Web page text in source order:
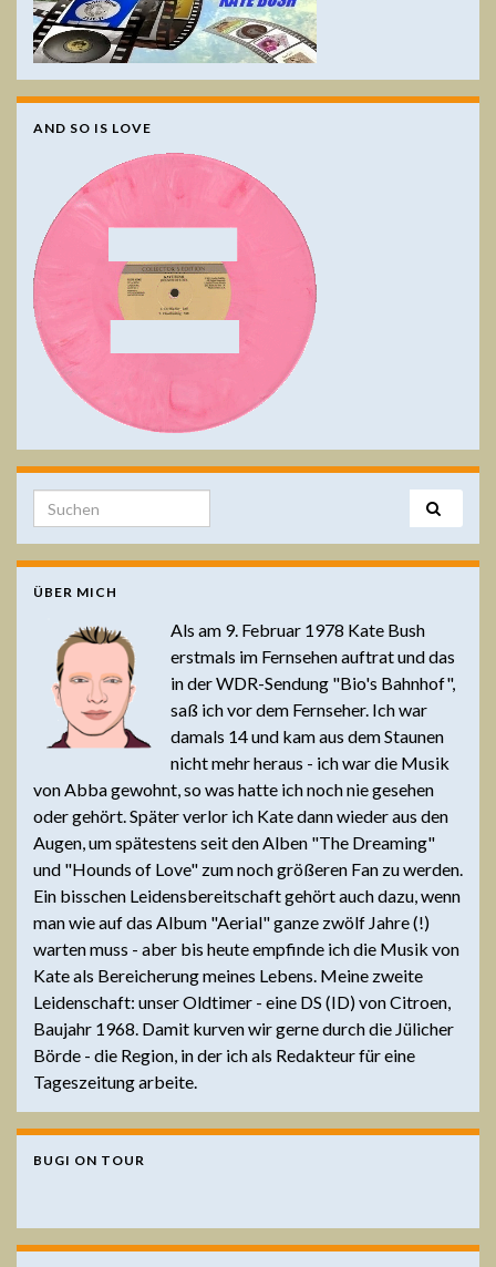
AND SO IS LOVE
Search for:
ÜBER MICH
Als am 9. Februar 1978 Kate Bush
erstmals im Fernsehen auftrat und das
in der WDR-Sendung "Bio's Bahnhof",
saß ich vor dem Fernseher. Ich war
damals 14 und kam aus dem Staunen
nicht mehr heraus - ich war die Musik
von Abba gewohnt, so was hatte ich noch nie gesehen
oder gehört. Später verlor ich Kate dann wieder aus den
Augen, um spätestens seit den Alben "The Dreaming"
und "Hounds of Love" zum noch größeren Fan zu werden.
Ein bisschen Leidensbereitschaft gehört auch dazu, wenn
man wie auf das Album "Aerial" ganze zwölf Jahre (!)
warten muss - aber bis heute empfinde ich die Musik von
Kate als Bereicherung meines Lebens. Meine zweite
Leidenschaft: unser Oldtimer - eine DS (ID) von Citroen,
Baujahr 1968. Damit kurven wir gerne durch die Jülicher
Börde - die Region, in der ich als Redakteur für eine
Tageszeitung arbeite.
BUGI ON TOUR